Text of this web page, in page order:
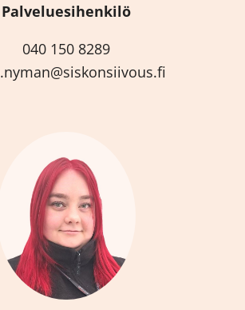
Palveluesihenkilö
040 150 8289